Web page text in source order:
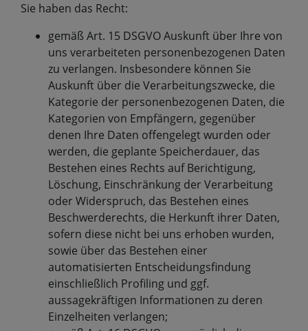
Sie haben das Recht:
gemäß Art. 15 DSGVO Auskunft über Ihre von
uns verarbeiteten personenbezogenen Daten
zu verlangen. Insbesondere können Sie
Auskunft über die Verarbeitungszwecke, die
Kategorie der personenbezogenen Daten, die
Kategorien von Empfängern, gegenüber
denen Ihre Daten offengelegt wurden oder
werden, die geplante Speicherdauer, das
Bestehen eines Rechts auf Berichtigung,
Löschung, Einschränkung der Verarbeitung
oder Widerspruch, das Bestehen eines
Beschwerderechts, die Herkunft ihrer Daten,
sofern diese nicht bei uns erhoben wurden,
sowie über das Bestehen einer
automatisierten Entscheidungsfindung
einschließlich Profiling und ggf.
aussagekräftigen Informationen zu deren
Einzelheiten verlangen;